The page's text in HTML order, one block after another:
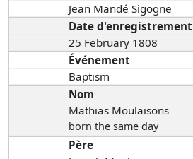
Jean Mandé Sigogne
Date d'enregistrement
25 February 1808
Événement
Baptism
Nom
Mathias Moulaisons
born the same day
Père